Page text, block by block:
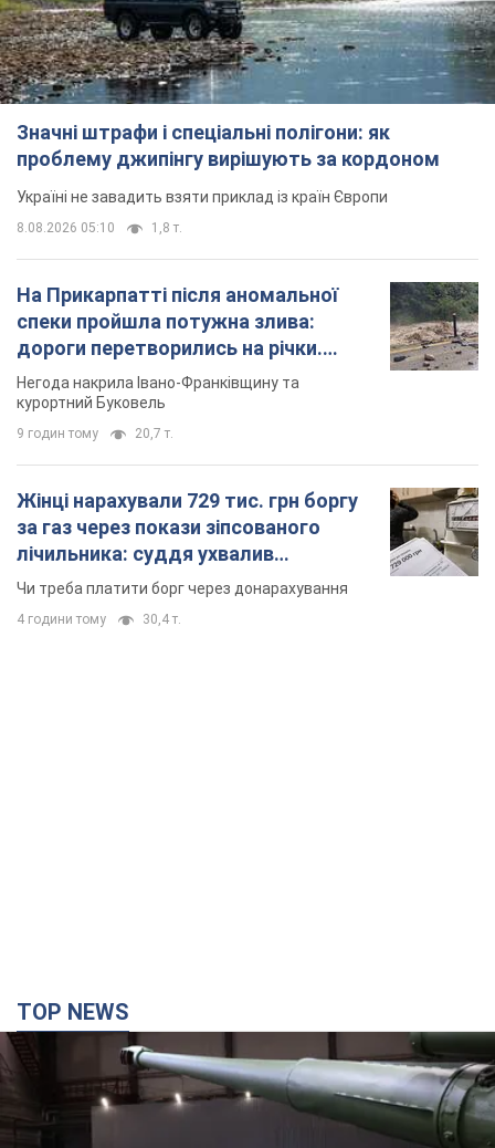
Значні штрафи і спеціальні полігони: як
проблему джипінгу вирішують за кордоном
Україні не завадить взяти приклад із країн Європи
8.08.2026 05:10 1,8 т.
На Прикарпатті після аномальної
спеки пройшла потужна злива:
дороги перетворились на річки.
Відео
Негода накрила Івано-Франківщину та
курортний Буковель
9 годин тому 20,7 т.
Жінці нарахували 729 тис. грн боргу
за газ через покази зіпсованого
лічильника: суддя ухвалив
неочікуване рішення
Чи треба платити борг через донарахування
4 години тому 30,4 т.
TOP NEWS